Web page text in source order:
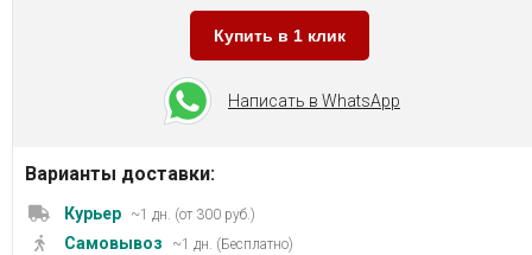
Купить в 1 клик
Написать в WhatsApp
Варианты доставки:
Курьер ~1 дн. (от 300 руб.)
Самовывоз ~1 дн. (Бесплатно)